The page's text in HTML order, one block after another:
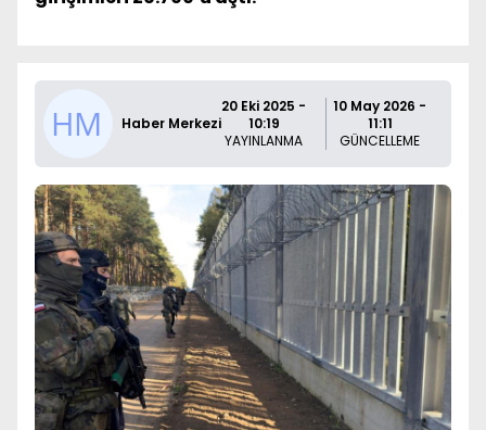
Haber Merkezi
20 Eki 2025 -
10:19
YAYINLANMA
10 May 2026 -
11:11
GÜNCELLEME